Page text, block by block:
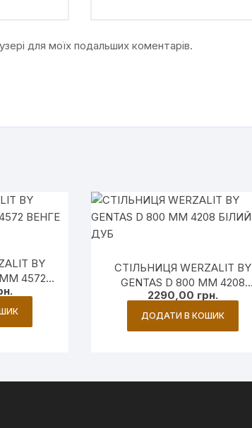
для моїх подальших коментарів.
BY
ММ 4572
СТІЛЬНИЦЯ WERZALIT BY
GENTAS D 800 ММ 4208
БІЛИЙ ДУБ
2290,00 грн.
ДОДАТИ В КОШИК